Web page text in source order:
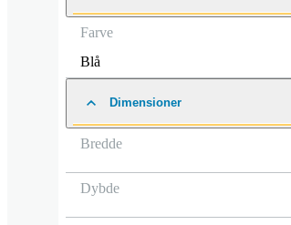
Farve
Blå
Dimensioner
Bredde
Dybde